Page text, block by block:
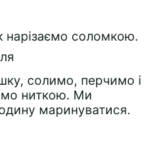
нарізаємо соломкою.
солимо, перчимо і
ниткою. Ми
маринуватися.